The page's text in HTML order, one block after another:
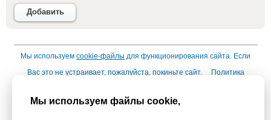
Добавить
Мы используем cookie-файлы для функционирования сайта. Если
Вас это не устраивает, пожалуйста, покиньте сайт.
Политика
При использовании материалов активная гиперссылка на
Мы используем файлы cookie,